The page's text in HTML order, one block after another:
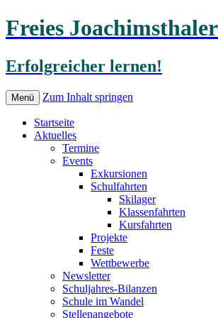
Freies
Erfolgreicher lernen!
Menü Zum Inhalt springen
Startseite
Aktuelles
Termine
Events
Exkursionen
Schulfahrten
Skilager
Klassenfahrten
Kursfahrten
Projekte
Feste
Wettbewerbe
Newsletter
Schuljahres-Bilanzen
Schule im Wandel
Stellenangebote